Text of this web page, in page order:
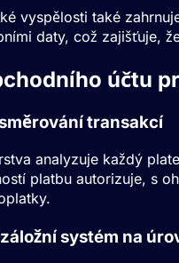
vyspělosti také
daty, což zajišťuje,
účtu
transakcí
analyzuje každý
platbu autorizuje, s
systém na